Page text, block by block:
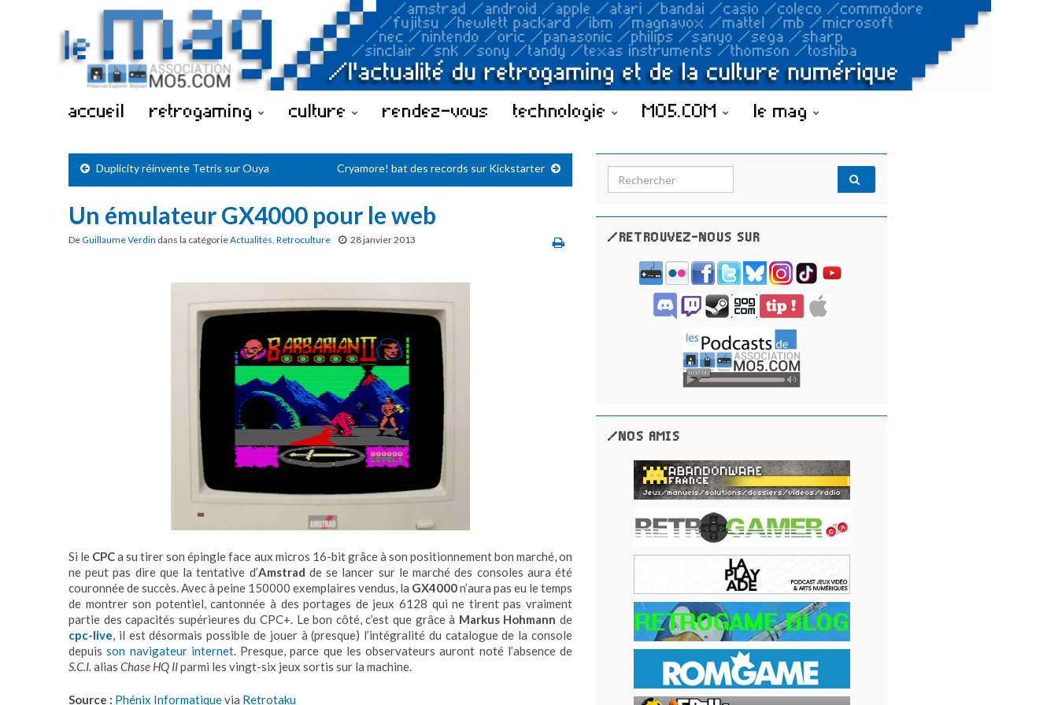
accueil retrogaming culture rendez-vous technologie MO5.COM le mag
Duplicity réinvente Tetris sur Ouya Cryamore! bat des records sur Kickstarter
Un émulateur GX4000 pour le web
DeGuillaume Verdin dans la catégorieActualités, Retroculture 28 janvier 2013
Si le CPCa su tirer son épingle face aux micros 16-bit grâce à son positionnement bon marché, on
ne peut pas dire que la tentative d’Amstrad de se lancer sur le marché des consoles aura été
couronnée de succès. Avec à peine 150000 exemplaires vendus, la GX4000n’aura pas eu le temps
de montrer son potentiel, cantonnée à des portages de jeux 6128 qui ne tirent pas vraiment
partie des capacités supérieures du CPC+. Le bon côté, c’est que grâce à Markus Hohmann de
cpc-live, il est désormais possible de jouer à (presque) l’intégralité du catalogue de la console
depuisson navigateur internet. Presque, parce que les observateurs auront noté l’absence de
S.C.I. alias Chase HQ IIparmi les vingt-six jeux sortis sur la machine.
Source : Phénix Informatiquevia Retrotaku
Search for:
/RETROUVEZ-NOUS SUR
/NOS AMIS